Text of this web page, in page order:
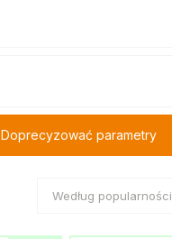
Doprecyzować parametry
Według popularności